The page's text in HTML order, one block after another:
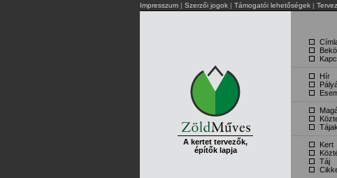
Impresszum | Szerzői jogok | Támogatói lehetőségek |
A kertet tervezők,
építők lapja
Hír
Tájak
Kert
Táj